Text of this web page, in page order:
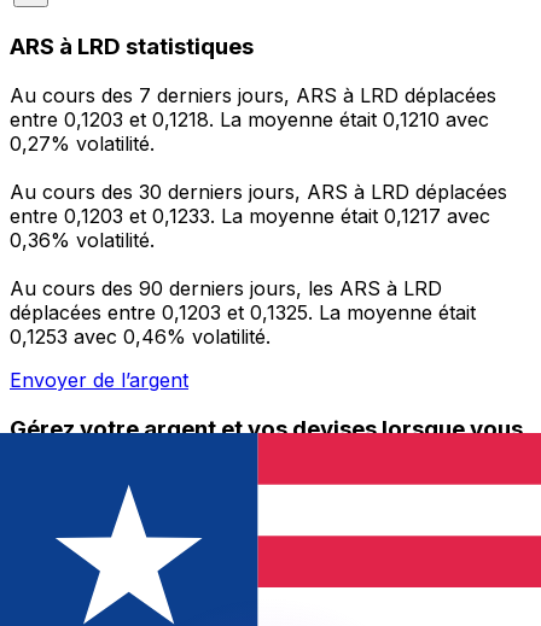
ARS à LRD statistiques
Au cours des 7 derniers jours, ARS à LRD déplacées
entre 0,1203 et 0,1218. La moyenne était 0,1210 avec
0,27% volatilité.
Au cours des 30 derniers jours, ARS à LRD déplacées
entre 0,1203 et 0,1233. La moyenne était 0,1217 avec
0,36% volatilité.
Au cours des 90 derniers jours, les ARS à LRD
déplacées entre 0,1203 et 0,1325. La moyenne était
0,1253 avec 0,46% volatilité.
Envoyer de l’argent
Gérez votre argent et vos devises lorsque vous
L'application Xe réunit toutes les fonctionnalités
nécessaires pour vos transferts d'argent internationaux
et la gestion de vos devises. Convertissez des devises,
programmez des alertes de taux et transférez de
l'argent à l'étranger sans frais cachés. Téléchargez